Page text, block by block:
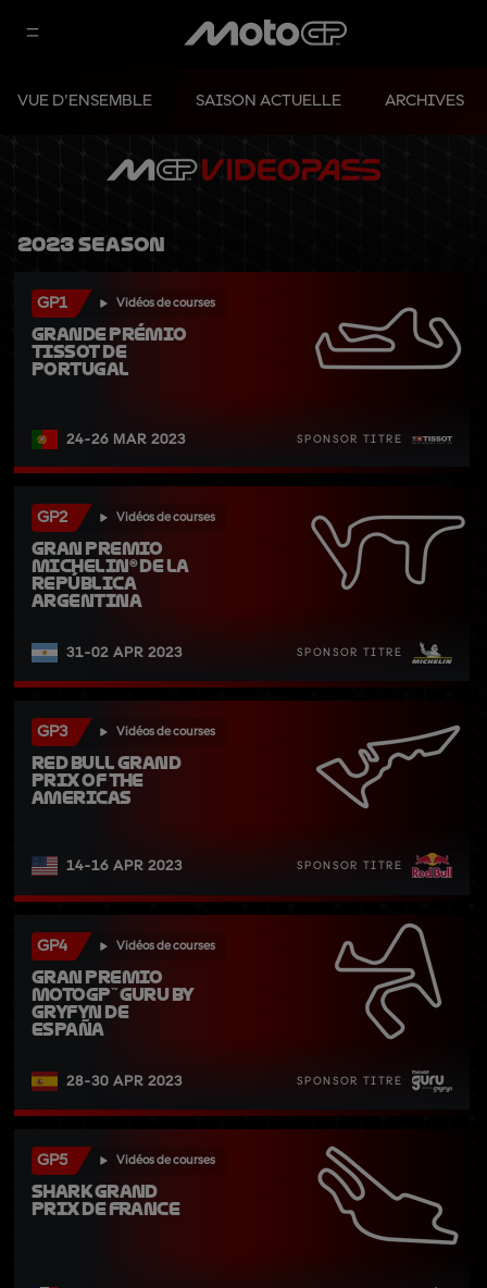
VUE D'ENSEMBLE SAISON ACTUELLE ARCHIVES
2023 Season
GP1 Vidéos de courses
Grande Prémio
TISSOT de
Portugal
24-26 MAR 2023 SPONSOR TITRE
GP2 Vidéos de courses
Gran Premio
Michelin® de la
República
Argentina
31-02 APR 2023 SPONSOR TITRE
GP3 Vidéos de courses
Red Bull Grand
Prix of The
Americas
14-16 APR 2023 SPONSOR TITRE
GP4 Vidéos de courses
Gran Premio
MotoGP™ Guru by
Gryfyn de
España
28-30 APR 2023 SPONSOR TITRE
GP5 Vidéos de courses
SHARK Grand
Prix de France